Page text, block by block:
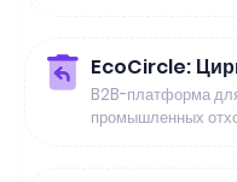
EcoCircle:
B2B-платформа
промышленных